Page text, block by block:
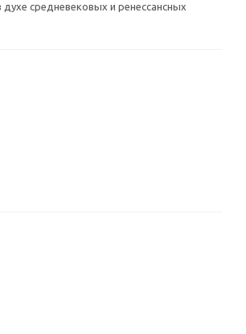
средневековых и ренессансных